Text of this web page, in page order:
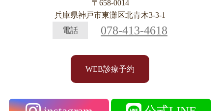
〒658-0014
兵庫県神戸市東灘区北青木3-3-1
電話
078-413-4618
WEB診療予約